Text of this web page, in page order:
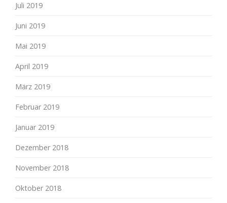
Juli 2019
Juni 2019
Mai 2019
April 2019
März 2019
Februar 2019
Januar 2019
Dezember 2018
November 2018
Oktober 2018